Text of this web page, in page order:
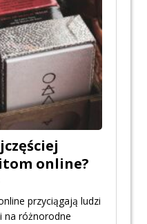
online?
przyciągają ludzi
na różnorodne